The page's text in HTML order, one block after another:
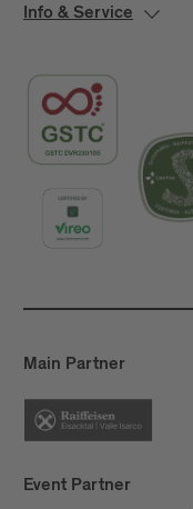
Info & Service
Main Partner
Event Partner